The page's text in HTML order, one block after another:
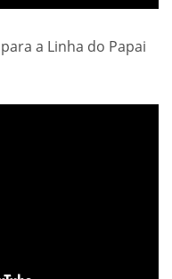
a Linha do Papai